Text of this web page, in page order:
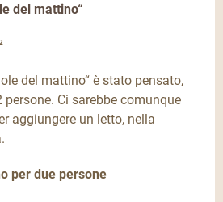
del mattino“
del mattino“ è stato pensato,
Ci sarebbe comunque
aggiungere un letto, nella
per due persone